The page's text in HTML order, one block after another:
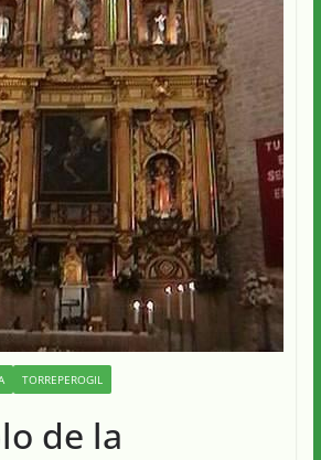
TORREPEROGIL
de la